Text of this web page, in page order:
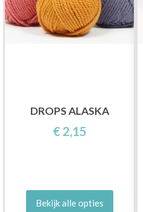
DROPS ALASKA
€ 2,15
Bekijk alle opties